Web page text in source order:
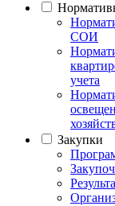
СОИ
учета
Закупки